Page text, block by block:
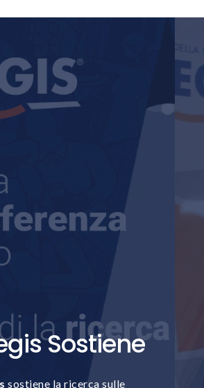
Sostiene
sostiene la ricerca sulle